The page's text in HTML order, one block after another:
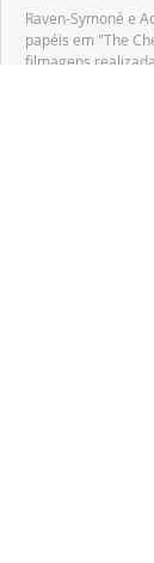
Raven-Symoné e
papéis em "The
filmagens